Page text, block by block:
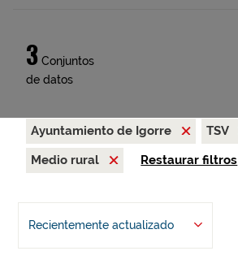
3 Conjuntos
de datos
Ayuntamiento de Igorre
TSV
Medio rural
Restaurar filtros
Recientemente actualizado